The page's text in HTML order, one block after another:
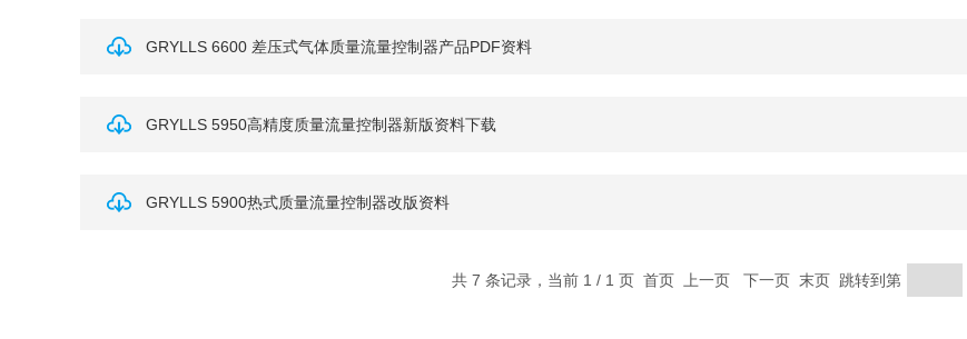
GRYLLS 6600 差压式气体质量流量控制器产品PDF资料
GRYLLS 5950高精度质量流量控制器新版资料下载
GRYLLS 5900热式质量流量控制器改版资料
共 7 条记录，当前 1 / 1 页 首页 上一页 下一页 末页 跳转到第